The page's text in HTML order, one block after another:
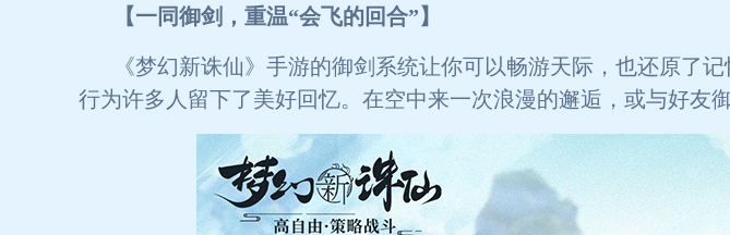
【一同御剑，重温“会飞的回合”】
《梦幻新诛仙》手游的御剑系统让你可以畅游天际，也还原了
行为许多人留下了美好回忆。在空中来一次浪漫的邂逅，或与好友